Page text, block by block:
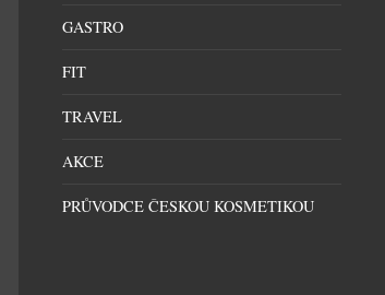
GASTRO
FIT
TRAVEL
AKCE
PRŮVODCE ČESKOU KOSMETIKOU